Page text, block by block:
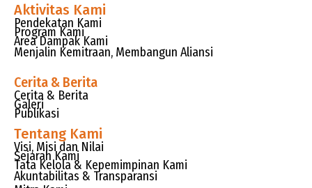
Aktivitas Kami
Pendekatan Kami
Program Kami
Area Dampak Kami
Menjalin Kemitraan, Membangun Aliansi
Cerita & Berita
Cerita & Berita
Galeri
Publikasi
Tentang Kami
Visi, Misi dan Nilai
Sejarah Kami
Tata Kelola & Kepemimpinan Kami
Akuntabilitas & Transparansi